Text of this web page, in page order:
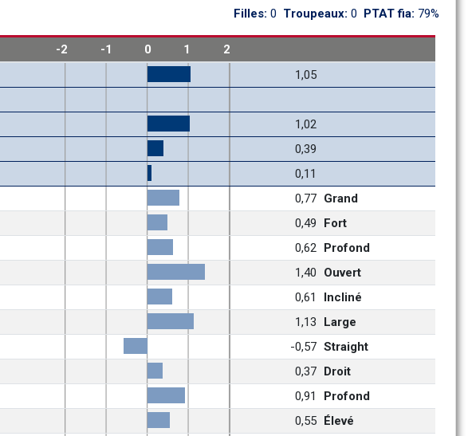
Filles: 0 Troupeaux: 0 PTAT fia: 79%
-2 -1 0 1
2
1,05
1,02
0,39
0,11
0,77 Grand
0,49
Fort
0,62 Profond
1,40
Ouvert
0,61
Incliné
1,13
Large
-0,57 Straight
0,37 Droit
0,91
Profond
0,55 Élevé